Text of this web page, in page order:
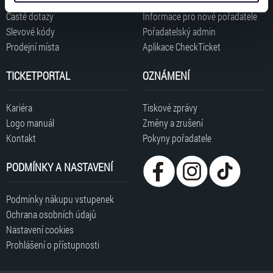
získali v důsledku toho, že používáte jejich služby. Jaké
typy cookies používáme, naleznete níže. Možnosti
zpracování upravíte zaškrtnutím příslušné varianty. Svoji
volbu můžete kdykoliv změnit v zápatí stránky v záložce
Časté dotazy
Slevové kódy
Prodejní místa
Informace pro nové pořadatele
Pořadatelský admin
Aplikace CheckTicket
TICKETPORTAL
Kariéra
Logo manuál
Kontakt
OZNÁMENÍ
Tiskové zprávy
Změny a zrušení
Pokyny pořadatele
PODMÍNKY A NASTAVENÍ
Podmínky nákupu vstupenek
Ochrana osobních údajů
Nastavení cookies
Prohlášení o přístupnosti